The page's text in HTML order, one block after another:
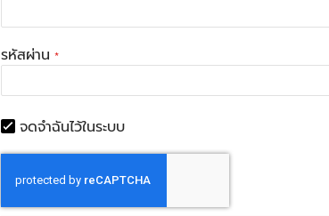
รหัสผ่าน
จดจำฉันไว้ในระบบ